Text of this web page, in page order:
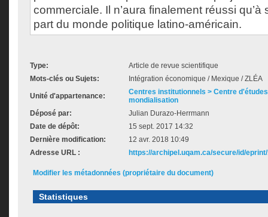
commerciale. Il n’aura finalement réussi
part du monde politique latino-américain.
Type:
Article de revue scientifique
Mots-clés ou Sujets:
Intégration économique / Mexique / ZLÉA
Unité d'appartenance:
Centres institutionnels > Centre
mondialisation
Déposé par:
Julian Durazo-Herrmann
Date de dépôt:
15 sept. 2017 14:32
Dernière modification:
12 avr. 2018 10:49
Adresse URL :
https://archipel.uqam.ca/secure/id/
Modifier les métadonnées (propriétaire du document)
Statistiques